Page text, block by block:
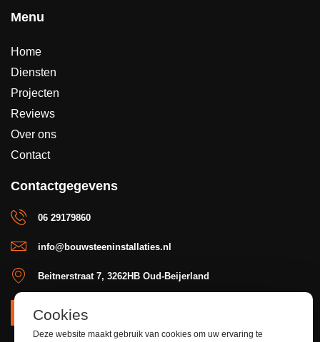
Menu
Home
Diensten
Projecten
Reviews
Over ons
Contact
Contactgegevens
06 29179860
info@bouwsteeninstallaties.nl
Beitnerstraat 7, 3262HB Oud-Beijerland
OFFERTE
Cookies
Deze website maakt gebruik van cookies om uw ervaring te